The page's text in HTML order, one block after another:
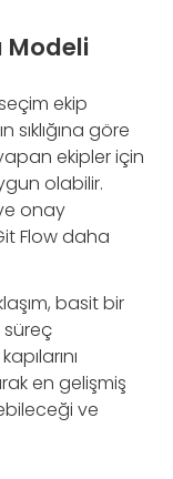
Modeli
ekip
sıklığına göre
ekipler için
olabilir.
onay
Flow daha
basit bir
en gelişmiş
ve